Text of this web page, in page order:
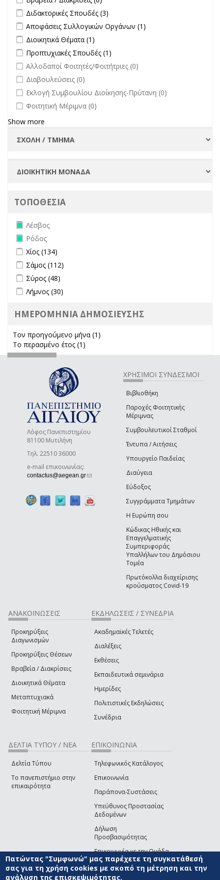
Apply Διδακτορικές Σπουδές filter
Διδακτορικές Σπουδές (3)
Apply Αποφάσεις Συλλογικών Οργάνων filter
Αποφάσεις Συλλογικών Οργάνων (1)
Apply Διοικητικά Θέματα filter
Διοικητικά Θέματα (1)
Apply Προπτυχιακές Σπουδές filter
Προπτυχιακές Σπουδές (1)
undefined
Αλλοδαποί Φοιτητές/Φοιτήτριες (0)
undefined
Διαβουλεύσεις (0)
undefined
Εκλογή Συμβουλίου Διοίκησης-Πρύτανη (0)
undefined
Φοιτητική Μέριμνα (0)
Show more
ΤΟΠΟΘΕΣΙΑ
Remove Λέσβος filter
Λέσβος
Remove Ρόδος filter
Ρόδος
Apply Χίος filter
Χίος (134)
Apply Σάμος filter
Σάμος (112)
Apply Σύρος filter
Σύρος (48)
Apply Λήμνος filter
Λήμνος (30)
ΗΜΕΡΟΜΗΝΙΑ ΔΗΜΟΣΙΕΥΣΗΣ
Τον προηγούμενο μήνα (1)
Το περασμένο έτος (1)
Λόφος Πανεπιστημίου
81100 Μυτιλήνη
Τηλ. 22510 36000
e-mail επικοινωνίας:
contactus@aegean.gr(link sends e-mail)
ΧΡΗΣΙΜΟΙ ΣΥΝΔΕΣΜΟΙ
Βιβλιοθήκη
Παροχές Φοιτητικής
Μέριμνας
Συμβουλευτικοί Σταθμοί
Έντυπα / Αιτήσεις
Υπουργείο Παιδείας
Διαύγεια
Εύδοξος
Συγγράμματα Τμημάτων
Η Ευρώπη σου
Κώδικας Ηθικής και
Επαγγελματικής
Συμπεριφοράς
Υπαλλήλων του Δημόσιου
Τομέα
Πρωτόκολλα διαχείρισης
κρούσματος Covid-19
ΑΝΑΚΟΙΝΩΣΕΙΣ
Προκηρύξεις
Διαγωνισμών
Προκηρύξεις Θέσεων
Βραβεία / Διακρίσεις
Διοικητικά Θέματα
Μεταπτυχιακά
Φοιτητική Μέριμνα
ΕΚΔΗΛΩΣΕΙΣ / ΣΥΝΕΔΡΙΑ
Ακαδημαϊκές Τελετές
Διαλέξεις
Εκθέσεις
Εκπαιδευτικά σεμινάρια
Ημερίδες
Πολιτιστικές Εκδηλώσεις
Συνέδρια
ΔΕΛΤΙΑ ΤΥΠΟΥ / ΝΕΑ
Δελτία Τύπου
Το πανεπιστήμιο στην
επικαιρότητα
ΕΠΙΚΟΙΝΩΝΙΑ
Τηλεφωνικός Κατάλογος
Επικοινωνία
Παράπονα-Συστάσεις
Υπεύθυνος Προστασίας
Δεδομένων
Δήλωση
Προσβασιμότητας
Επικοινωνία με την Ομάδα
Ανάπτυξης του site(link sends e-mail)
Πατώντας "Συμφωνώ" μας παρέχετε τη συγκατάθεσή
σας για τη χρήση cookies με σκοπό τη μέτρηση και την
ανάλυση της επισκεψιμότητας.